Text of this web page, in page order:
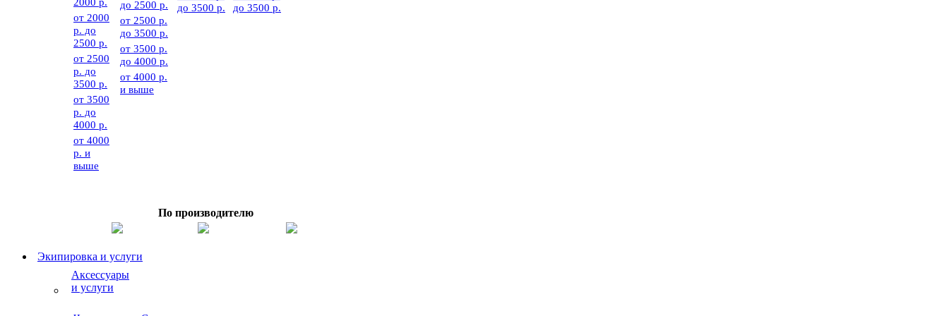
от 2000
р. до
2500 р.
от 2500
р. до
3500 р.
от 3500
р. до
4000 р.
от 4000
р. и
выше
до 2500 р.
от 2500 р.
до 3500 р.
от 3500 р.
до 4000 р.
от 4000 р.
и выше
до 3500 р.
до 3500 р.
По производителю
Экипировка и услуги
Аксессуары
и услуги